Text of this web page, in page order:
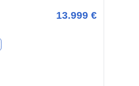
13.999 €